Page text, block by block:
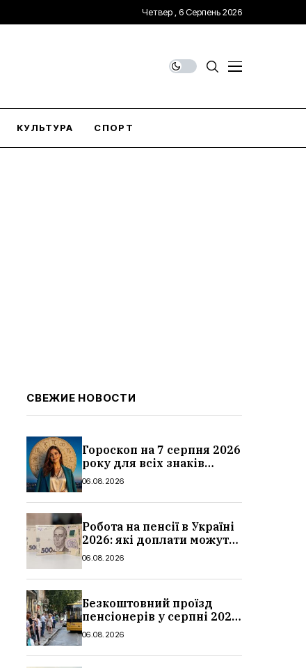
Четвер , 6 Серпень 2026
КУЛЬТУРА СПОРТ
СВЕЖИЕ НОВОСТИ
Гороскоп на 7 серпня 2026
року для всіх знаків
зодіаку: кому пощастить у
06.08.2026
Робота на пенсії в Україні
2026: які доплати можуть
скасувати, про що
06.08.2026
Безкоштовний проїзд
пенсіонерів у серпні 2026
в Україні: де діє пільга,
06.08.2026